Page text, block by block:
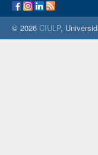
© 2026 CIULP,